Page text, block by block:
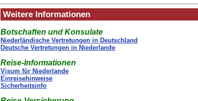
Weitere Informationen
Botschaften und Konsulate
Niederländische Vertretungen in Deutschland
Deutsche Vertretungen in Niederlande
Reise-Informationen
Visum für Niederlande
Einreisehinweise
Sicherheitsinfo